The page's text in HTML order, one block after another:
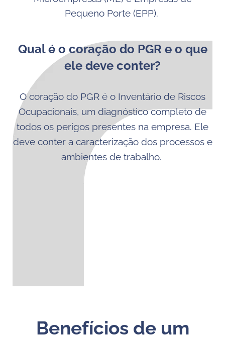
Pequeno Porte (EPP).
Qual é o coração do PGR e o que
ele deve conter?
O coração do PGR é o Inventário de Riscos
Ocupacionais, um diagnóstico completo de
todos os perigos presentes na empresa. Ele
deve conter a caracterização dos processos e
ambientes de trabalho.
Benefícios de um